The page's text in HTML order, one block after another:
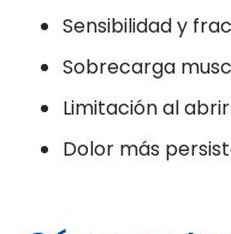
Sensibilidad y
Sobrecarga
Limitación al
Dolor más